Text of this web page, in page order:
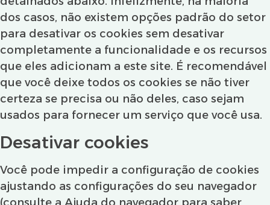
dos casos, não existem opções padrão do setor
para desativar os cookies sem desativar
completamente a funcionalidade e os recursos
que eles adicionam a este site. É recomendável
que você deixe todos os cookies se não tiver
certeza se precisa ou não deles, caso sejam
usados ​​para fornecer um serviço que você usa.
Desativar cookies
Você pode impedir a configuração de cookies
ajustando as configurações do seu navegador